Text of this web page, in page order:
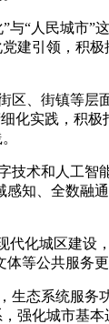
“人民城市
建引领，积
、街镇等
化实践，积
术和人工
知、全数
化城区建设
等公共服务
态系统服
化城市基